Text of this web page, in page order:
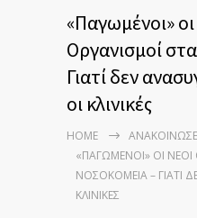
«Παγωμένοι» οι
Οργανισμοί
Γιατί δεν
οι κλινικές
HOME
«ΠΑΓΩΜΈΝΟΙ» ΟΙ
ΝΟΣΟΚΟΜΕΊΑ – ΓΙΑΤΊ
ΚΛΙΝΙΚΈΣ